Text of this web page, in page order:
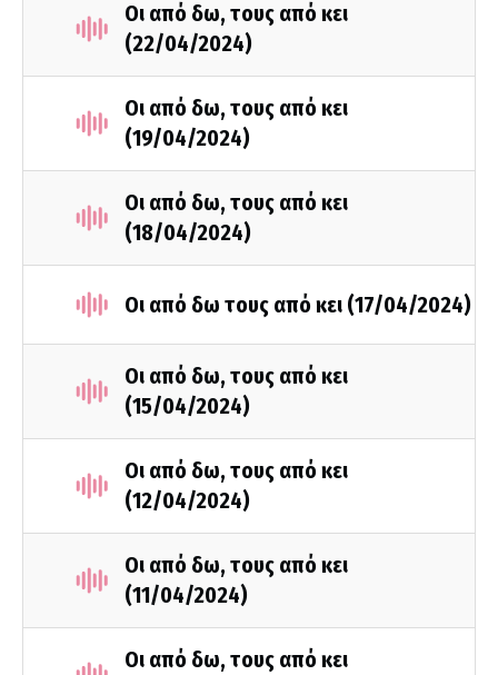
Οι από δω, τους από κει
(22/04/2024)
Οι από δω, τους από κει
(19/04/2024)
Οι από δω, τους από κει
(18/04/2024)
Οι από δω τους από κει (17/04/2024)
Οι από δω, τους από κει
(15/04/2024)
Οι από δω, τους από κει
(12/04/2024)
Οι από δω, τους από κει
(11/04/2024)
Οι από δω, τους από κει